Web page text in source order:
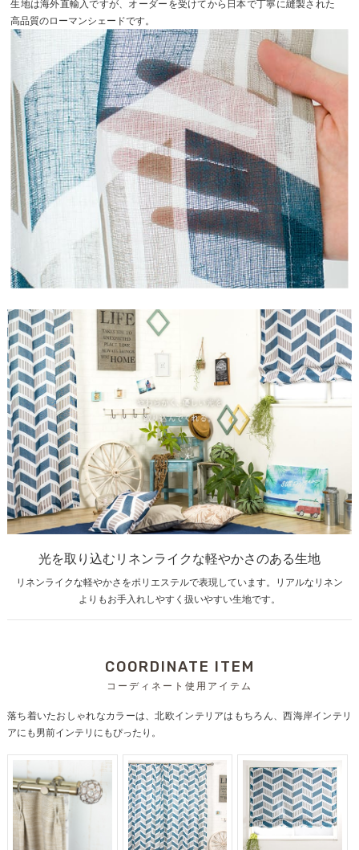
生地は海外直輸入ですが、オーダーを受けてから日本で丁寧に縫製された
高品質のローマンシェードです。
光を取り込むリネンライクな軽やかさのある生地
リネンライクな軽やかさをポリエステルで表現しています。リアルなリネン
よりもお手入れしやすく扱いやすい生地です。
COORDINATE ITEM
コーディネート使用アイテム
落ち着いたおしゃれなカラーは、北欧インテリアはもちろん、西海岸インテリ
アにも男前インテリにもぴったり。